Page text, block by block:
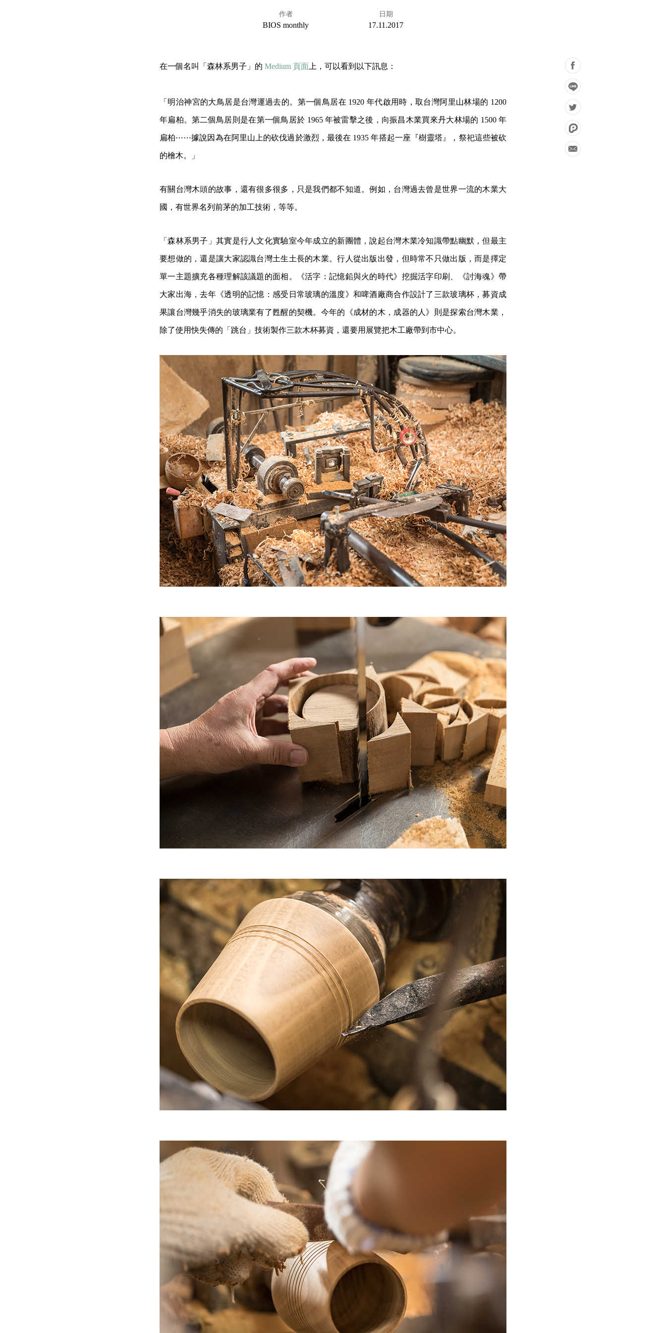
作者
BIOS monthly
日期
17.11.2017
在一個名叫「森林系男子」的 Medium 頁面 上，可以看到以下訊息：
「明治神宮的大鳥居是台灣運過去的。第一個鳥居在 1920 年代啟用時，取台灣阿里山林場的 1200
年扁柏。第二個鳥居則是在第一個鳥居於 1965 年被雷擊之後，向振昌木業買來丹大林場的 1500 年
扁柏⋯⋯據說因為在阿里山上的砍伐過於激烈，最後在 1935 年搭起一座『樹靈塔』，祭祀這些被砍
的檜木。」
有關台灣木頭的故事，還有很多很多，只是我們都不知道。例如，台灣過去曾是世界一流的木業大
國，有世界名列前茅的加工技術，等等。
「森林系男子」其實是行人文化實驗室今年成立的新團體，說起台灣木業冷知識帶點幽默，但最主
要想做的，還是讓大家認識台灣土生土長的木業。行人從出版出發，但時常不只做出版，而是擇定
單一主題擴充各種理解該議題的面相。《活字：記憶鉛與火的時代》挖掘活字印刷、《討海魂》帶
大家出海，去年《透明的記憶：感受日常玻璃的溫度》和啤酒廠商合作設計了三款玻璃杯，募資成
果讓台灣幾乎消失的玻璃業有了甦醒的契機。今年的《成材的木，成器的人》則是探索台灣木業，
除了使用快失傳的「跳台」技術製作三款木杯募資，還要用展覽把木工廠帶到市中心。